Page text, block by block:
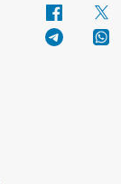
Facebook
Telegram